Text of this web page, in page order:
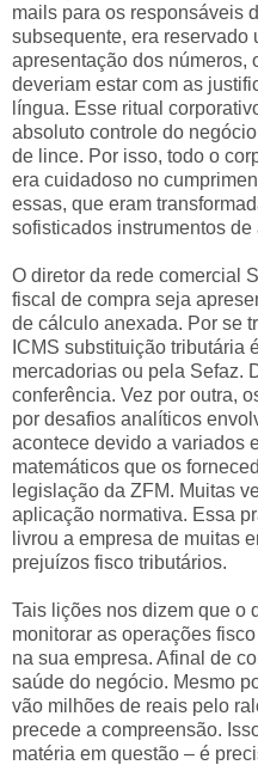
mails para os responsáveis
subsequente, era reservado
apresentação dos números,
deveriam estar com as
língua. Esse ritual
absoluto controle do
de lince. Por isso, todo o
era cuidadoso no
essas, que eram
sofisticados instrumentos
O diretor da rede comercial
fiscal de compra seja
de cálculo anexada. Por se
ICMS substituição tributária
mercadorias ou pela Sefaz.
conferência. Vez por outra,
por desafios analíticos
acontece devido a variados
matemáticos que os
legislação da ZFM. Muitas
aplicação normativa. Essa
livrou a empresa de muitas
prejuízos fisco tributários.
Tais lições nos dizem que o
monitorar as operações
na sua empresa. Afinal de
saúde do negócio. Mesmo
vão milhões de reais pelo
precede a compreensão.
matéria em questão – é